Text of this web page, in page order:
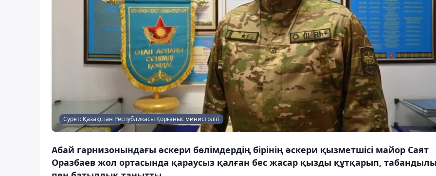
Сурет: Қазақстан Республикасы Қорғаныс министрлігі
Абай гарнизонындағы әскери бөлімдердің бірінің әскери қызметшісі майор Саят
Оразбаев жол ортасында қараусыз қалған бес жасар қызды құтқарып,